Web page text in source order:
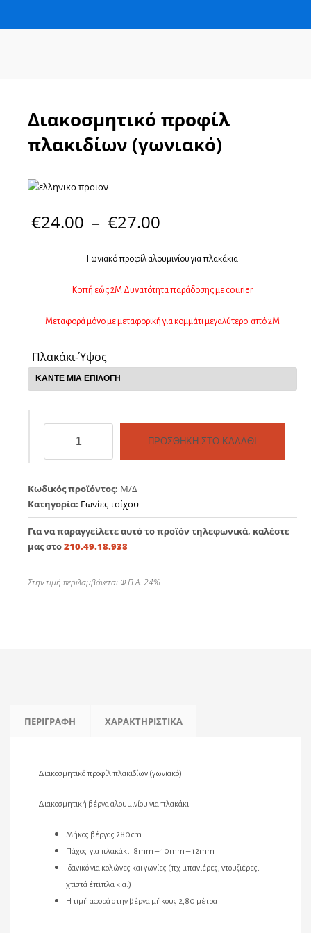
Διακοσμητικό προφίλ
πλακιδίων (γωνιακό)
€24.00 – €27.00
Γωνιακό προφίλ αλουμινίου για πλακάκια
Κοπή εώς 2Μ Δυνατότητα παράδοσης με courier
Μεταφορά μόνο με μεταφορική για κομμάτι μεγαλύτερο από 2Μ
Πλακάκι-Ύψος
προφίλ
πλακιδίων
ποσότητα
ΠΡΟΣΘΉΚΗ ΣΤΟ ΚΑΛΆΘΙ
Κωδικός προϊόντος: Μ/Δ
Κατηγορία: Γωνίες τοίχου
Για να παραγγείλετε αυτό το προϊόν τηλεφωνικά, καλέστε
μας στο210.49.18.938
Στην τιμή περιλαμβάνεται Φ.Π.Α. 24%
ΠΕΡΙΓΡΑΦΉ ΧΑΡΑΚΤΗΡΙΣΤΙΚΆ
Διακοσμητικό προφίλ πλακιδίων (γωνιακό)
Διακοσμητική βέργα αλουμινίου για πλακάκι
Μήκος βέργας 280cm
Πάχος για πλακάκι 8mm – 10mm – 12mm
Ιδανικό για κολώνες και γωνίες (πχ μπανιέρες, ντουζιέρες,
χτιστά έπιπλα κ.α.)
Η τιμή αφορά στην βέργα μήκους 2,80 μέτρα